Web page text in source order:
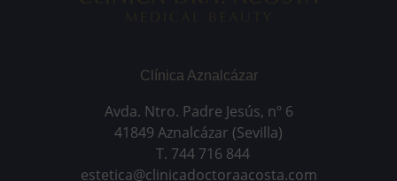
Clínica Aznalcázar
Avda. Ntro. Padre Jesús, nº 6
41849 Aznalcázar (Sevilla)
T. 744 716 844
estetica@clinicadoctoraacosta.com